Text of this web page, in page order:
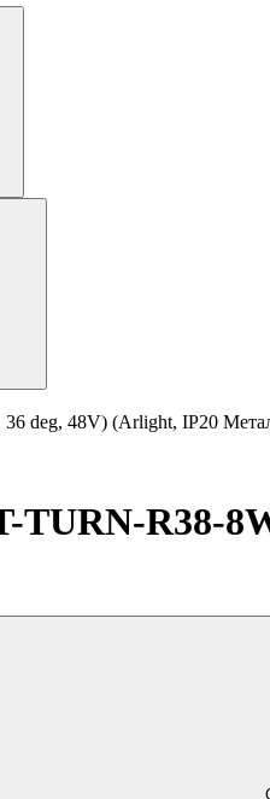
deg, 48V) (Arlight, IP20
R38-